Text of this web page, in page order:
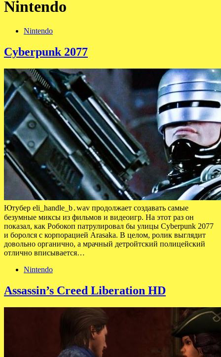
Nintendo
Nintendo
Cyberpunk 2077
Ютубер eli_handle_b․wav продолжает создавать самые
безумные миксы из фильмов и видеоигр. На этот раз он
показал, как Робокоп патрулировал бы улицы Cyberpunk 2077
и боролся с корпорацией Arasaka. В целом, ролик выглядит
довольно органично, а мрачный детройтский полицейский
отлично вписывается…
Nintendo
Assassin’s Creed Liberation HD